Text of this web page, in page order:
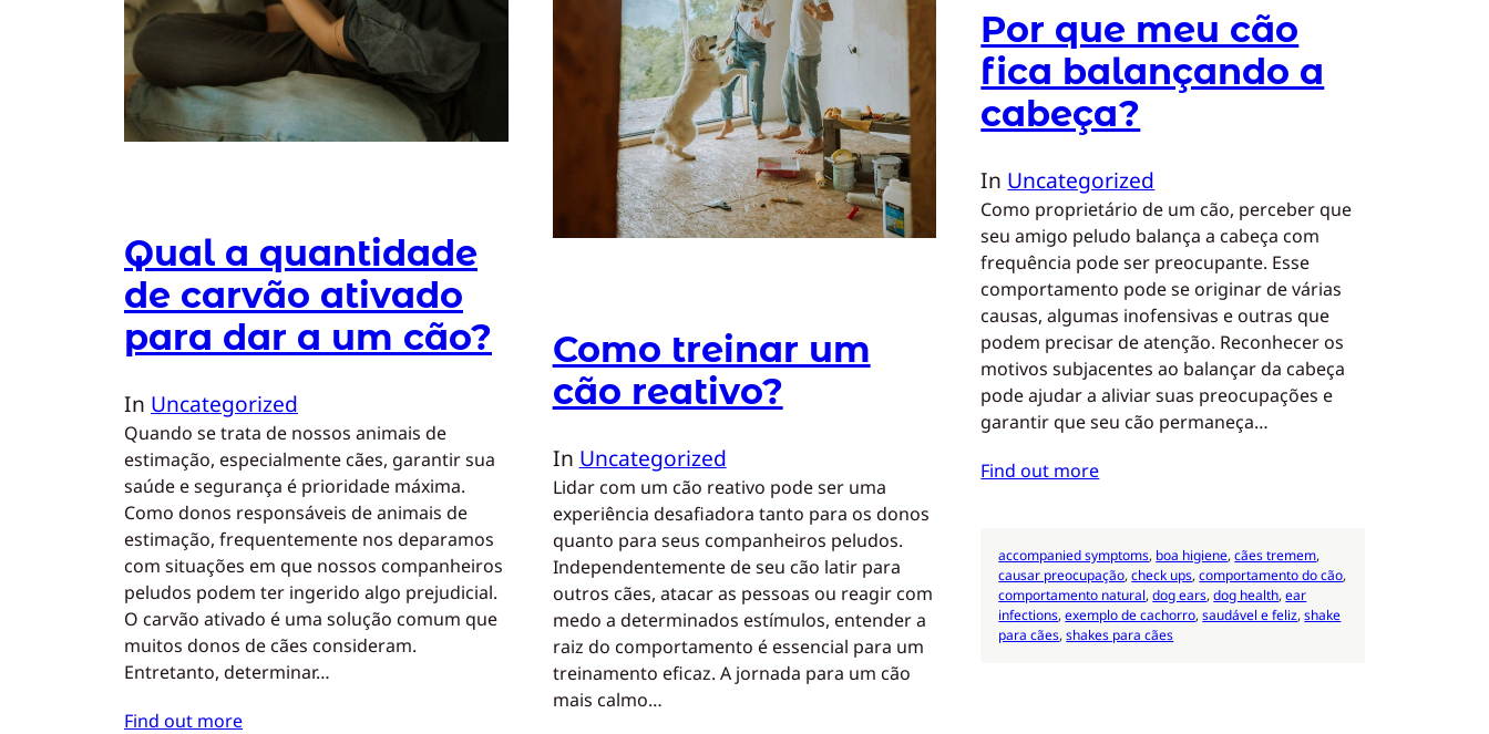
Qual a quantidade
de carvão ativado
para dar a um cão?
In Uncategorized
Quando se trata de nossos animais de
estimação, especialmente cães, garantir sua
saúde e segurança é prioridade máxima.
Como donos responsáveis de animais de
estimação, frequentemente nos deparamos
com situações em que nossos companheiros
peludos podem ter ingerido algo prejudicial.
O carvão ativado é uma solução comum que
muitos donos de cães consideram.
Entretanto, determinar…
Find out more
Como treinar um
cão reativo?
In Uncategorized
Lidar com um cão reativo pode ser uma
experiência desafiadora tanto para os donos
quanto para seus companheiros peludos.
Independentemente de seu cão latir para
outros cães, atacar as pessoas ou reagir com
medo a determinados estímulos, entender a
raiz do comportamento é essencial para um
treinamento eficaz. A jornada para um cão
mais calmo…
Por que meu cão
fica balançando a
cabeça?
In Uncategorized
Como proprietário de um cão, perceber que
seu amigo peludo balança a cabeça com
frequência pode ser preocupante. Esse
comportamento pode se originar de várias
causas, algumas inofensivas e outras que
podem precisar de atenção. Reconhecer os
motivos subjacentes ao balançar da cabeça
pode ajudar a aliviar suas preocupações e
garantir que seu cão permaneça…
Find out more
accompanied symptoms, boa higiene, cães tremem
causar preocupação, check ups, comportamento do cão
comportamento natural, dog ears, dog health, ear
infections, exemplo de cachorro, saudável e feliz, shake
para cães, shakes para cães